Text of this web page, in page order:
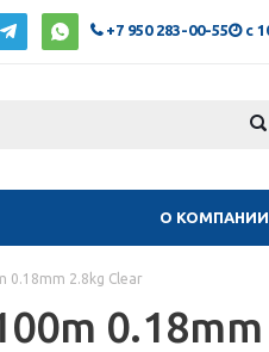
+7 950 283-00-55 с
О КОМПАНИИ
0.18mm 2.8kg Clear